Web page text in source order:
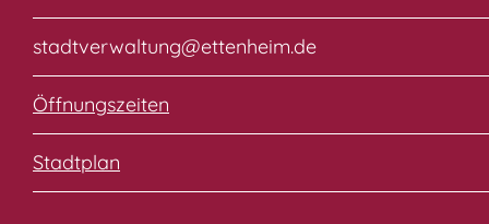
stadtverwaltung@ettenheim.de
Öffnungszeiten
Stadtplan